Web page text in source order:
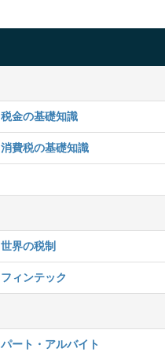
税金の基礎知識
消費税の基礎知識
世界の税制
フィンテック
パート・アルバイト